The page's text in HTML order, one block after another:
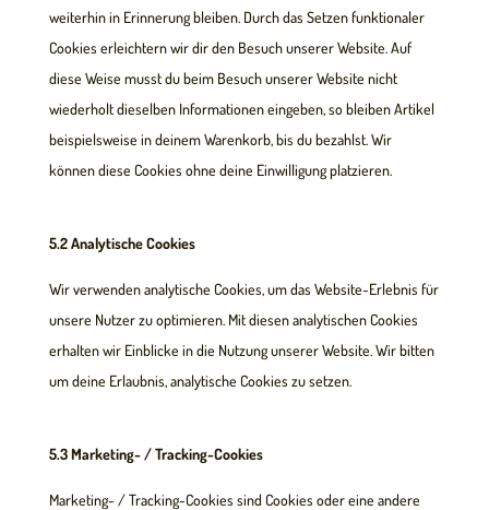
weiterhin in Erinnerung bleiben. Durch das Setzen funktionaler
Cookies erleichtern wir dir den Besuch unserer Website. Auf
diese Weise musst du beim Besuch unserer Website nicht
wiederholt dieselben Informationen eingeben, so bleiben Artikel
beispielsweise in deinem Warenkorb, bis du bezahlst. Wir
können diese Cookies ohne deine Einwilligung platzieren.
5.2 Analytische Cookies
Wir verwenden analytische Cookies, um das Website-Erlebnis für
unsere Nutzer zu optimieren. Mit diesen analytischen Cookies
erhalten wir Einblicke in die Nutzung unserer Website. Wir bitten
um deine Erlaubnis, analytische Cookies zu setzen.
5.3 Marketing- / Tracking-Cookies
Marketing- / Tracking-Cookies sind Cookies oder eine andere